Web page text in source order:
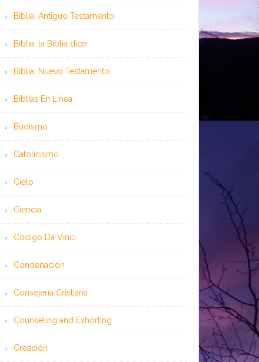
Biblia: Antiguo Testamento
Biblia: la Biblia dice
Biblia: Nuevo Testamento
Bíblias En Línea
Budismo
Catolicismo
Cielo
Ciencia
Código Da Vinci
Condenación
Consejería Cristiana
Counseling and Exhorting
Creación